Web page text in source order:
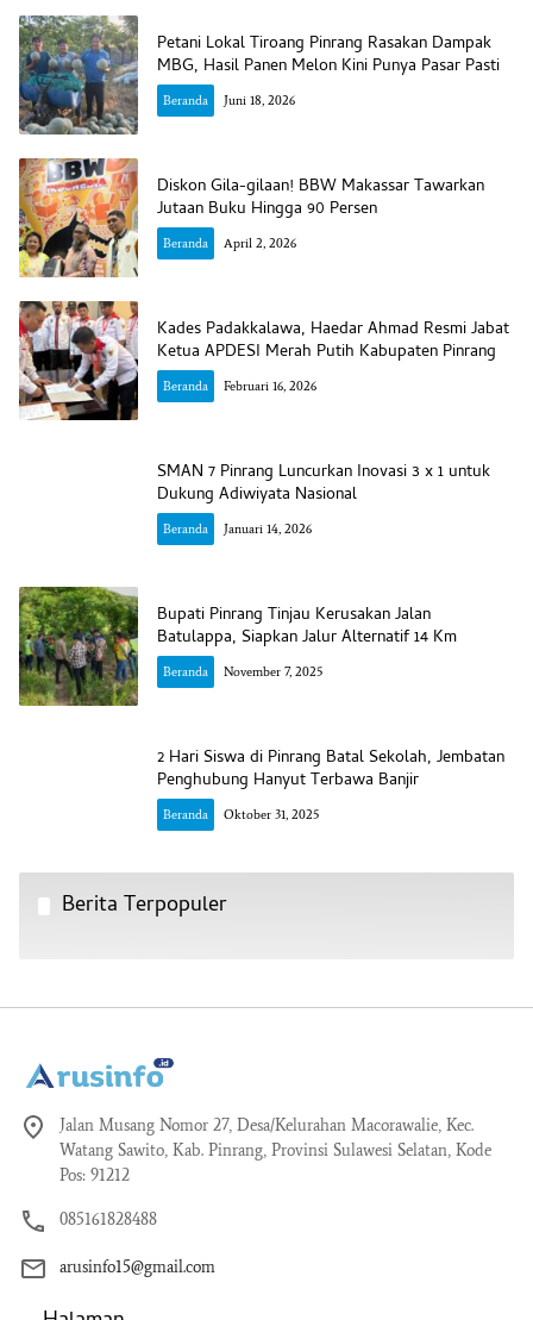
Petani Lokal Tiroang Pinrang Rasakan Dampak
MBG, Hasil Panen Melon Kini Punya Pasar Pasti
Beranda Juni 18, 2026
Diskon Gila-gilaan! BBW Makassar Tawarkan
Jutaan Buku Hingga 90 Persen
Beranda April 2, 2026
Kades Padakkalawa, Haedar Ahmad Resmi Jabat
Ketua APDESI Merah Putih Kabupaten Pinrang
Beranda Februari 16, 2026
SMAN 7 Pinrang Luncurkan Inovasi 3 x 1 untuk
Dukung Adiwiyata Nasional
Beranda Januari 14, 2026
Bupati Pinrang Tinjau Kerusakan Jalan
Batulappa, Siapkan Jalur Alternatif 14 Km
Beranda November 7, 2025
2 Hari Siswa di Pinrang Batal Sekolah, Jembatan
Penghubung Hanyut Terbawa Banjir
Beranda Oktober 31, 2025
Berita Terpopuler
Jalan Musang Nomor 27, Desa/Kelurahan Macorawalie, Kec.
Watang Sawito, Kab. Pinrang, Provinsi Sulawesi Selatan, Kode
Pos: 91212
085161828488
arusinfo15@gmail.com